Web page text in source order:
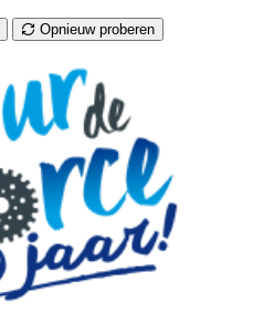
Opnieuw proberen